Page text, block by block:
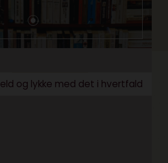
og lykke med det i hvertfald